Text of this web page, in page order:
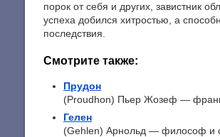
порок от себя и других, завистник
успеха добился хитростью, а
последствия.
Смотрите также:
Прудон
(Proudhon) Пьер Жозеф —
Гелен
(Gehlen) Арнольд — философ и